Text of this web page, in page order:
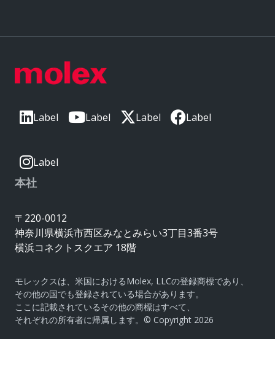
Label Label Label Label
Label
本社
〒220-0012
神奈川県横浜市西区みなとみらい3丁目3番3号
横浜コネクトスクエア 18階
モレックスは、米国におけるMolex, LLCの登録商標であり、
その他の国でも登録されている場合があります。
ここに記載されているその他の商標はすべて、
それぞれの所有者に帰属します。© Copyright 2026